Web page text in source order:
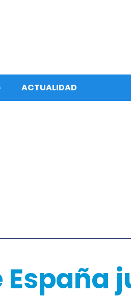
ACTUALIDAD
España